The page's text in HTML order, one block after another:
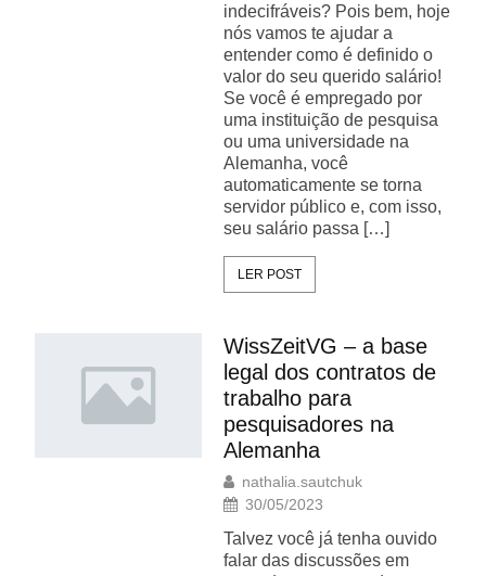
indecifráveis? Pois bem, hoje
nós vamos te ajudar a
entender como é definido o
valor do seu querido salário!
Se você é empregado por
uma instituição de pesquisa
ou uma universidade na
Alemanha, você
automaticamente se torna
servidor público e, com isso,
seu salário passa […]
LER POST
WissZeitVG – a base
legal dos contratos de
trabalho para
pesquisadores na
Alemanha
nathalia.sautchuk
30/05/2023
Talvez você já tenha ouvido
falar das discussões em